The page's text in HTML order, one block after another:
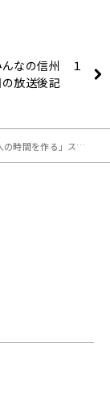
なの信州 １
放送後記
り語る～12月27日『中元日芽香の「な」』